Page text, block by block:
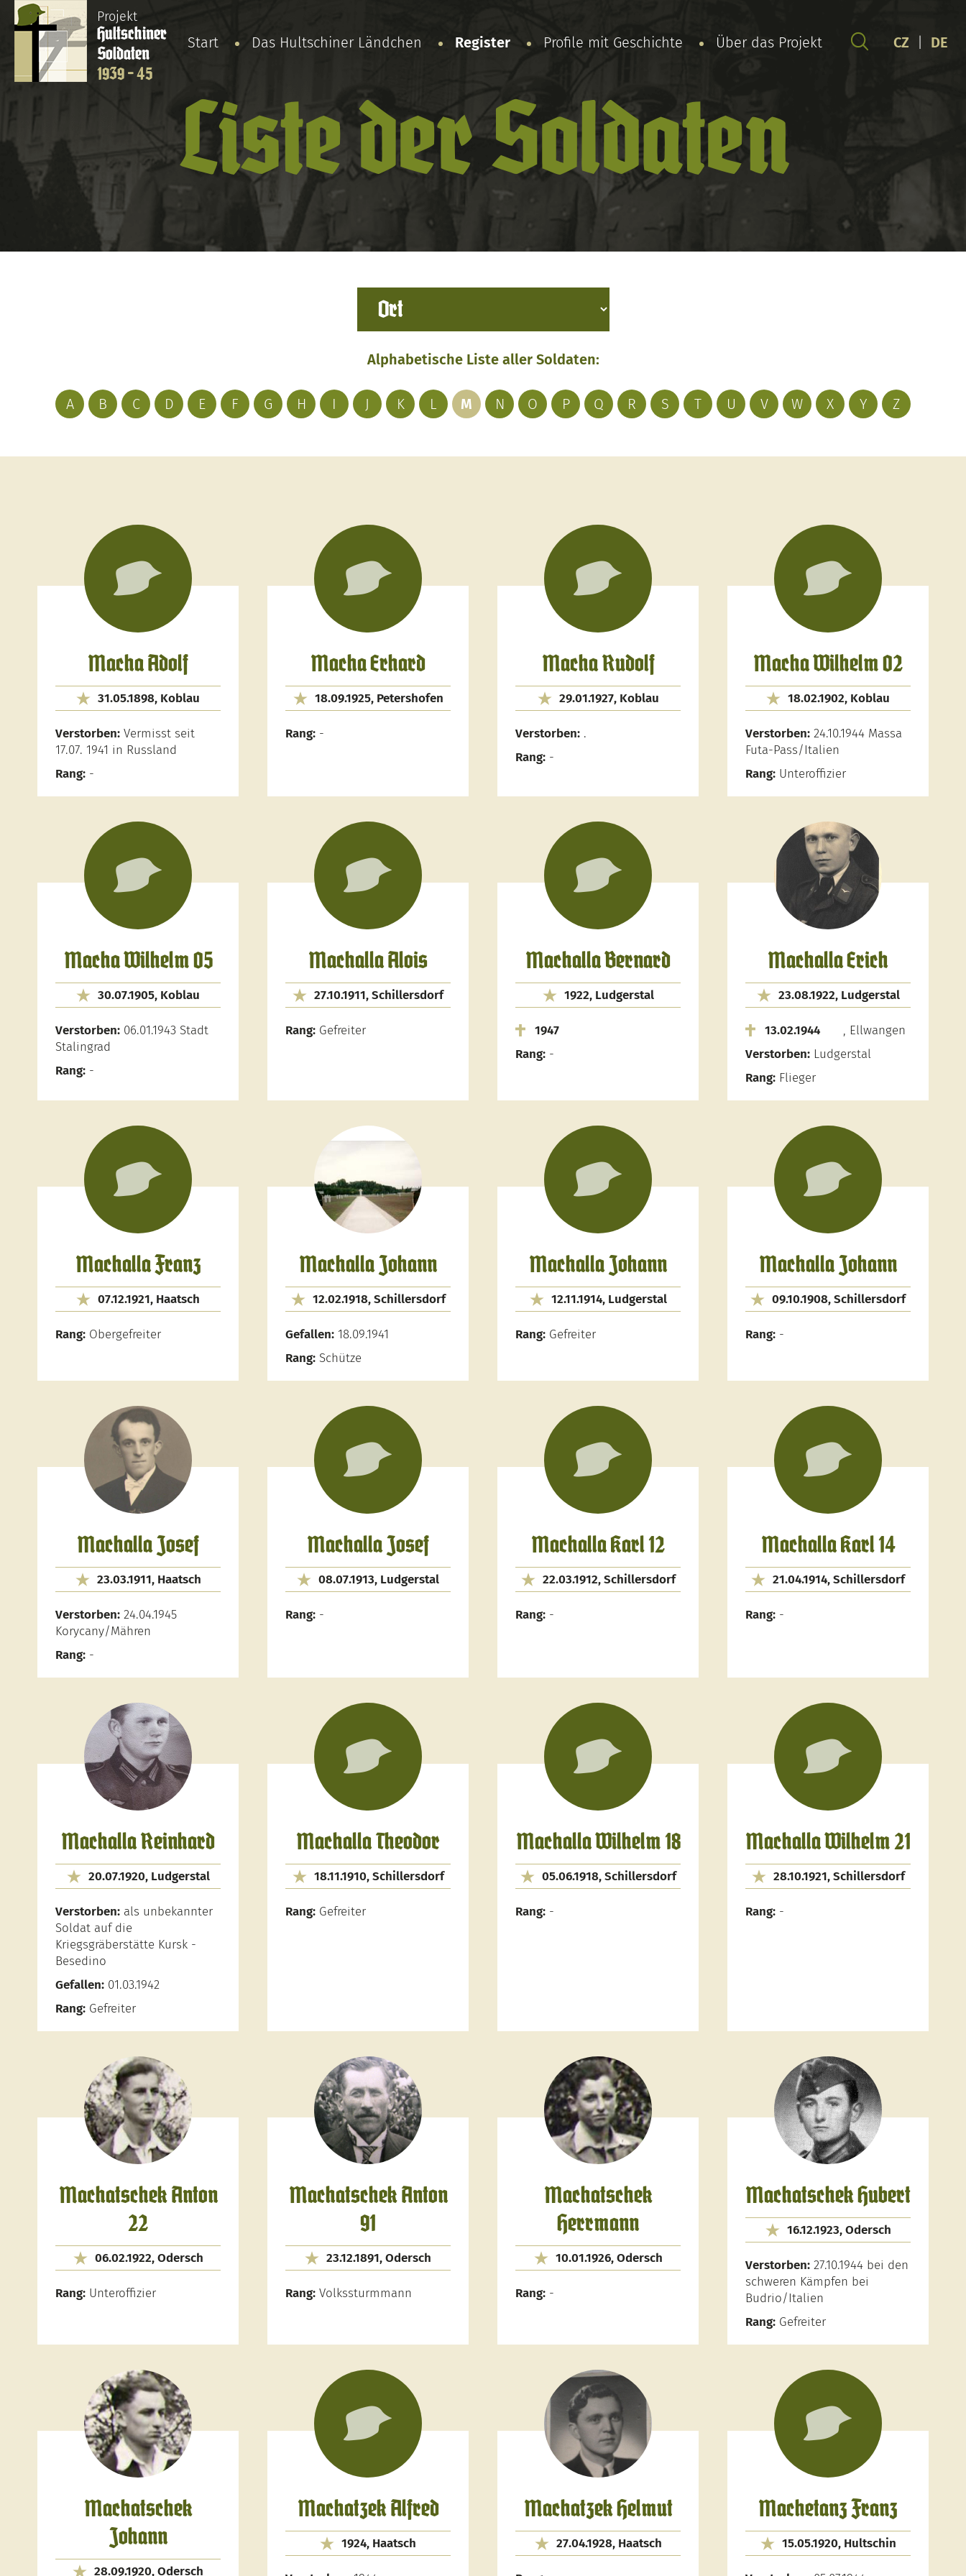
Projekt
Hultschiner
Soldaten
1939 - 45
Start Das Hultschiner Ländchen Register Profile mit Geschichte Über das Projekt CZ DE
Liste der Soldaten
Alphabetische Liste aller Soldaten:
A B C D E F G H I J K L M N O P Q R S T U V W X Y Z
Macha Adolf
31.05.1898, Koblau
Verstorben: Vermisst seit
17.07. 1941 in Russland
Rang: -
Macha Erhard
18.09.1925, Petershofen
Rang: -
Macha Rudolf
29.01.1927, Koblau
Verstorben: .
Rang: -
Macha Wilhelm 02
18.02.1902, Koblau
Verstorben: 24.10.1944 Massa
Futa-Pass/Italien
Rang: Unteroffizier
Macha Wilhelm 05
30.07.1905, Koblau
Verstorben: 06.01.1943 Stadt
Stalingrad
Rang: -
Machalla Alois
27.10.1911, Schillersdorf
Rang: Gefreiter
Machalla Bernard
1922, Ludgerstal
1947
Rang: -
Machalla Erich
23.08.1922, Ludgerstal
13.02.1944
, Ellwangen
Verstorben: Ludgerstal
Rang: Flieger
Machalla Franz
07.12.1921, Haatsch
Rang: Obergefreiter
Machalla Johann
12.02.1918, Schillersdorf
Gefallen: 18.09.1941
Rang: Schütze
Machalla Johann
12.11.1914, Ludgerstal
Rang: Gefreiter
Machalla Johann
09.10.1908, Schillersdorf
Rang: -
Machalla Josef
23.03.1911, Haatsch
Verstorben: 24.04.1945
Korycany/Mähren
Rang: -
Machalla Josef
08.07.1913, Ludgerstal
Rang: -
Machalla Karl 12
22.03.1912, Schillersdorf
Rang: -
Machalla Karl 14
21.04.1914, Schillersdorf
Rang: -
Machalla Reinhard
20.07.1920, Ludgerstal
Verstorben: als unbekannter
Soldat auf die
Kriegsgräberstätte Kursk -
Besedino
Gefallen: 01.03.1942
Rang: Gefreiter
Machalla Theodor
18.11.1910, Schillersdorf
Rang: Gefreiter
Machalla Wilhelm 18
05.06.1918, Schillersdorf
Rang: -
Machalla Wilhelm 21
28.10.1921, Schillersdorf
Rang: -
Machatschek Anton
22
06.02.1922, Odersch
Rang: Unteroffizier
Machatschek Anton
91
23.12.1891, Odersch
Rang: Volkssturmmann
Machatschek
Herrmann
10.01.1926, Odersch
Rang: -
Machatschek Hubert
16.12.1923, Odersch
Verstorben: 27.10.1944 bei den
schweren Kämpfen bei
Budrio/Italien
Rang: Gefreiter
Machatschek
Johann
28.09.1920, Odersch
Machatzek Alfred
1924, Haatsch
Machatzek Helmut
27.04.1928, Haatsch
Machetanz Franz
15.05.1920, Hultschin